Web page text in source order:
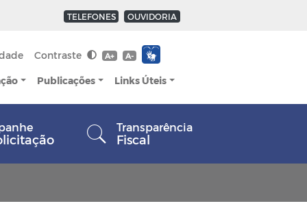
TELEFONES OUVIDORIA
Contraste A+ A-
Publicações Links Úteis
Transparência
Fiscal